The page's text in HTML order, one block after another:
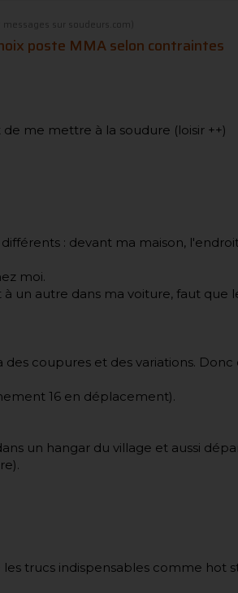
messages sur soudeurs.com)
poste MMA selon contraintes
me mettre à la soudure (loisir ++)
: devant ma maison,
moi.
un autre dans ma voiture, faut que
des coupures et des variations.
16 en déplacement).
un hangar du village et aussi
trucs indispensables comme hot